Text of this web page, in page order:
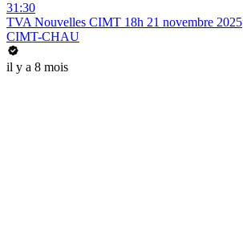
31:30
TVA Nouvelles CIMT 18h 21 novembre 2025
CIMT-CHAU
il y a 8 mois